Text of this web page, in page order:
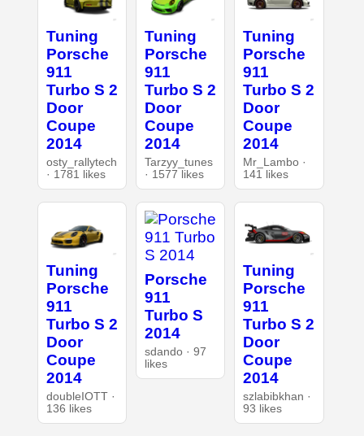
Tuning
Porsche
911
Turbo S 2
Door
Coupe
2014
osty_rallytech
· 1781 likes
Tuning
Porsche
911
Turbo S 2
Door
Coupe
2014
Tarzyy_tunes
· 1577 likes
Tuning
Porsche
911
Turbo S 2
Door
Coupe
2014
Mr_Lambo ·
141 likes
Tuning
Porsche
911
Turbo S 2
Door
Coupe
2014
doubleIOTT ·
136 likes
Porsche
911
Turbo S
2014
sdando · 97
likes
Tuning
Porsche
911
Turbo S 2
Door
Coupe
2014
szlabibkhan ·
93 likes